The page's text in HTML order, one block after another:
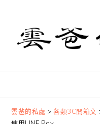
primary
navigation
content
primary
sidebar
雲爸的私處 >各類3C開箱文